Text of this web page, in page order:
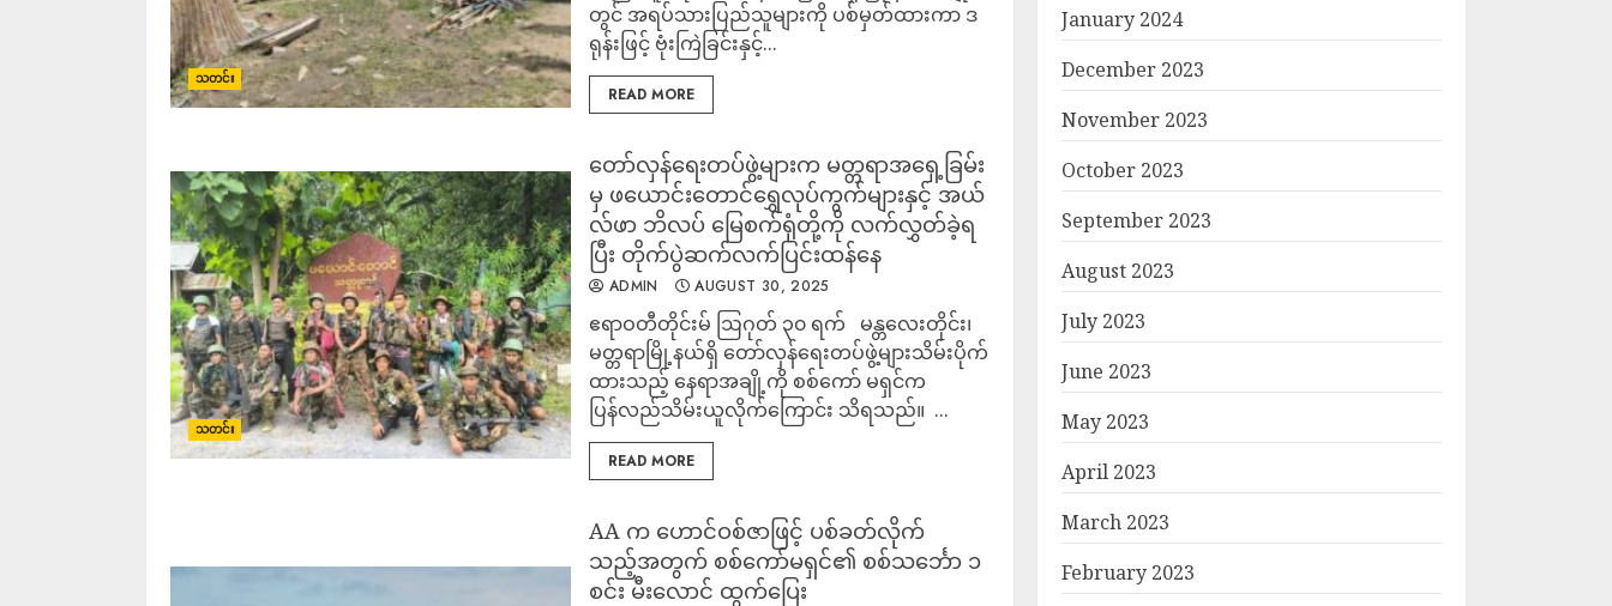
သတင်း
တွင် အရပ်သားပြည်သူများကို ပစ်မှတ်ထားကာ ဒ
ရုန်းဖြင့် ဗုံးကြဲခြင်းနှင့်...
READ MORE
သတင်း
တော်လှန်ရေးတပ်ဖွဲ့များက မတ္တရာအရှေ့ခြမ်း
မှ ဖယောင်းတောင်ရွှေလုပ်ကွက်များနှင့် အယ်
လ်ဖာ ဘိလပ် မြေစက်ရုံတို့ကို လက်လွှတ်ခဲ့ရ
ပြီး တိုက်ပွဲဆက်လက်ပြင်းထန်နေ
ADMIN AUGUST 30, 2025
ဧရာဝတီတိုင်းမ် ဩဂုတ် ၃၀ ရက် မန္တလေးတိုင်း၊
မတ္တရာမြို့နယ်ရှိ တော်လှန်ရေးတပ်ဖွဲ့များသိမ်းပိုက်
ထားသည့် နေရာအချို့ကို စစ်ကော် မရှင်က
ပြန်လည်သိမ်းယူလိုက်ကြောင်း သိရသည်။ ...
READ MORE
AA က ဟောင်ဝစ်ဇာဖြင့် ပစ်ခတ်လိုက်
သည့်အတွက် စစ်ကော်မရှင်၏ စစ်သင်္ဘော ၁
စင်း မီးလောင် ထွက်ပြေး
January 2024
December 2023
November 2023
October 2023
September 2023
August 2023
July 2023
June 2023
May 2023
April 2023
March 2023
February 2023